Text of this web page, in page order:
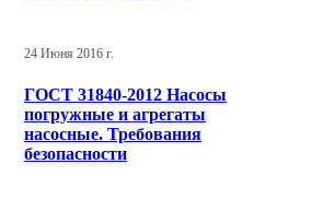
24 Июня 2016 г.
ГОСТ 31840-2012 Насосы
погружные и агрегаты
насосные. Требования
безопасности